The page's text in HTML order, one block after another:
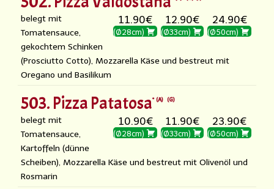
11.90€
(Ø28cm)
12.90€
(Ø33cm)
24.90€
(Ø50cm)
belegt mit
Tomatensauce,
gekochtem Schinken
(Prosciutto Cotto), Mozzarella Käse und bestreut mit
Oregano und Basilikum
503. Pizza Patatosa A G
10.90€
(Ø28cm)
11.90€
(Ø33cm)
23.90€
(Ø50cm)
belegt mit
Tomatensauce,
Kartoffeln (dünne
Scheiben), Mozzarella Käse und bestreut mit Olivenöl und
Rosmarin